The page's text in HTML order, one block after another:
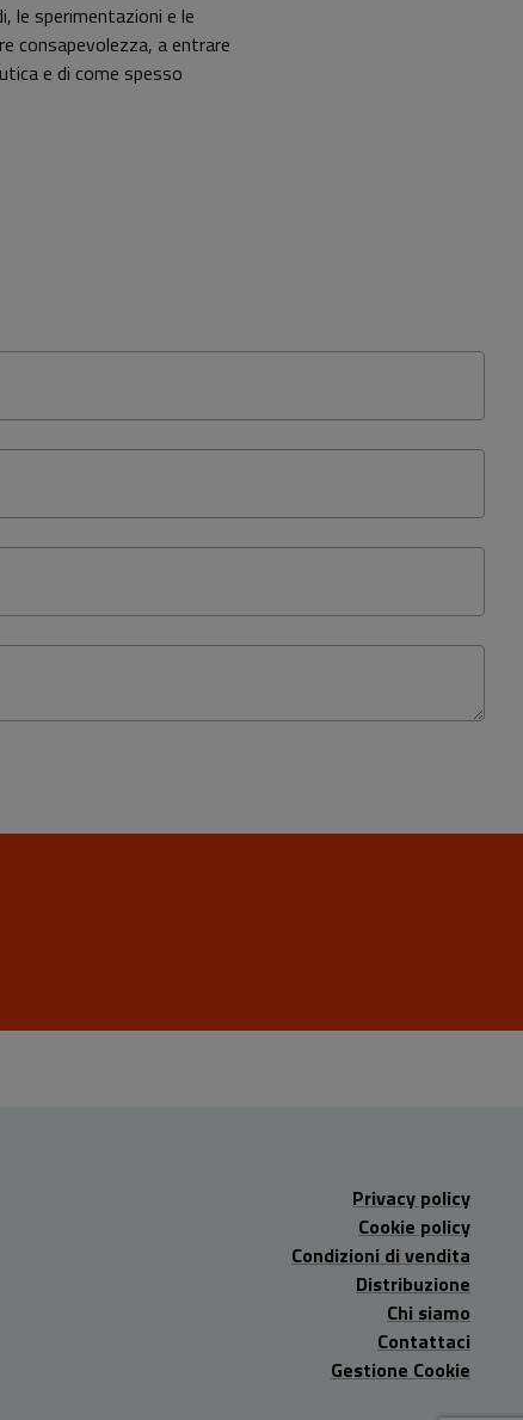
le sperimentazioni e le
consapevolezza, a entrare
e di come spesso
Privacy policy
Cookie policy
Condizioni di vendita
Distribuzione
Chi siamo
Contattaci
Gestione Cookie